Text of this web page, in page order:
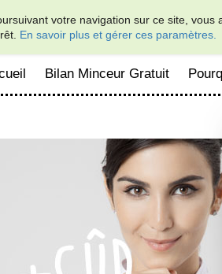
votre navigation sur ce site,
En savoir plus et gérer ces paramètres.
Bilan Minceur Gratuit